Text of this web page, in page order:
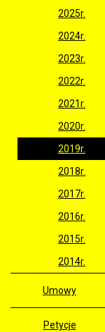
2025r.
2024r.
2023r.
2022r.
2021r.
2020r.
2019r.
2018r.
2017r.
2016r.
2015r.
2014r.
Umowy
Petycje